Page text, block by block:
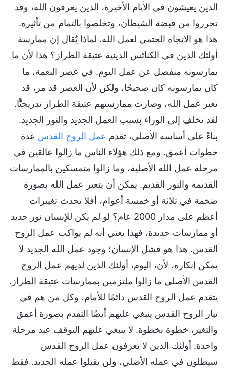
الذين يعيشون في الأيام الأخيرة، الذين يعرفون الله، وقد
تحرروا من قبضة الشيطان، وتخلصوا بالتمام من تأثيره.
هذا هو الاتجاه الحتمي لعمل الله. لماذا يُقال إن ممارسة
أولئك الذين في الكنائس الدينية عتيقة الطراز؟ هذا لأن ما
يمارسونه منفصل عن عمل اليوم. في عصر النعمة، ما
كان يمارسونه كان صحيحًا، ولكن لأن العصر قد مر، قد
تغير عمل الله، وصارت ممارستهم عتيقة الطراز تدريجيًّا.
لقد تخلف إلى الوراء بسبب العمل الجديد والنور الجديد.
بناءً على أساسه الأصلي، تقدم عمل الروح القدس عدة
خطوات أعمق. ومع ذلك هؤلاء الناس ما زالوا عالقين في
مرحلة عمل الله الأصلية، وما زالوا متمسكين بالممارسات
القديمة والنور القديم. يمكن أن يتغير عمل الله بصورة
ضخمة في ثلاثة أو خمسة أعوام، أفلا تحدث تغييرات
أعظم على مدار 2000 عام؟ لو لم يكن للإنسان نور جديد
أو ممارسات جديدة، فهذا يعني أنه لم يواكب عمل الروح
القدس. هذا هو فشل الإنسان؛ وجود عمل الله الجديد لا
يمكن إنكاره، لأن، اليوم، أولئك الذين لديهم عمل الروح
القدس الأصلي ما زالوا ملتزمين بممارسات عتيقة الطراز.
يتقدم عمل الروح القدس دائمًا للأمام، وكل من هم في
تيار الروح القدس ينبغي عليهم أيضًا التقدم بصورة أعمق
والتغير، خطوة بخطوة. لا ينبغي عليهم التوقف عند مرحلة
واحدة. أولئك الذين لا يعرفون عمل الروح القدس
سيظلون في عمله الأصلي، ولن يقبلوا عمله الجديد. فقط